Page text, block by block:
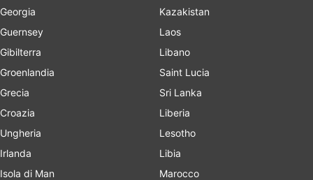
Georgia
Guernsey
Gibilterra
Groenlandia
Grecia
Croazia
Ungheria
Irlanda
Isola di Man
Kazakistan
Laos
Libano
Saint Lucia
Sri Lanka
Liberia
Lesotho
Libia
Marocco